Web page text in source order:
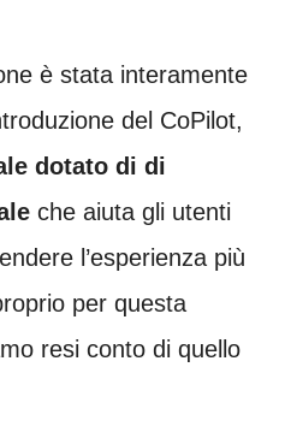
è stata interamente
del CoPilot,
dotato di di
che aiuta gli utenti
l’esperienza più
per questa
resi conto di quello